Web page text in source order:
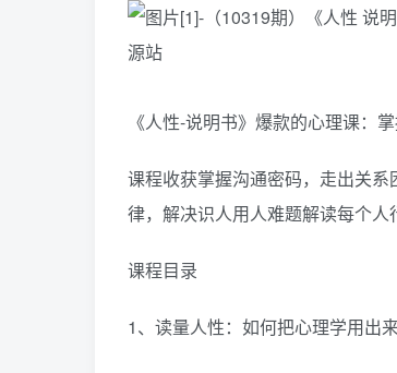
《人性-说明书》爆款的心理课：
课程收获掌握沟通密码，走出关
律，解决识人用人难题解读每个人
课程目录
1、读量人性：如何把心理学用出